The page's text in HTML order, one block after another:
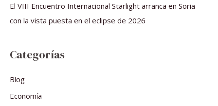
El VIII Encuentro Internacional Starlight arranca en Soria
con la vista puesta en el eclipse de 2026
Categorías
Blog
Economía